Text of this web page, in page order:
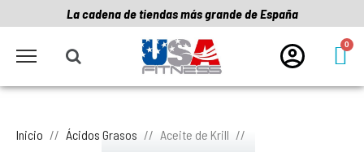
La cadena de tiendas más grande de España
Inicio Ácidos Grasos Aceite de Krill